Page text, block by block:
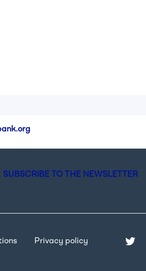
SUBSCRIBE TO THE NEWSLETTER
Privacy policy